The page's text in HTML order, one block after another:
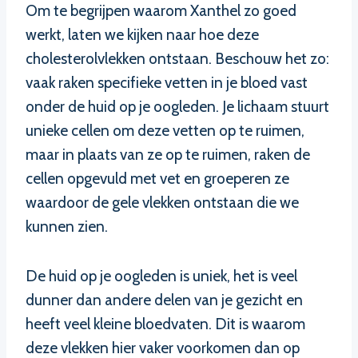
Om te begrijpen waarom Xanthel zo goed
werkt, laten we kijken naar hoe deze
cholesterolvlekken ontstaan. Beschouw het zo:
vaak raken specifieke vetten in je bloed vast
onder de huid op je oogleden. Je lichaam stuurt
unieke cellen om deze vetten op te ruimen,
maar in plaats van ze op te ruimen, raken de
cellen opgevuld met vet en groeperen ze
waardoor de gele vlekken ontstaan die we
kunnen zien.
De huid op je oogleden is uniek, het is veel
dunner dan andere delen van je gezicht en
heeft veel kleine bloedvaten. Dit is waarom
deze vlekken hier vaker voorkomen dan op